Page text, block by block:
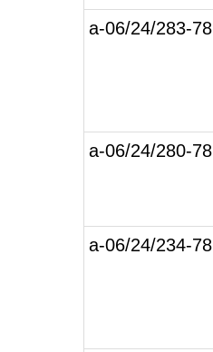
а-06/24/283-78
а-06/24/280-78
а-06/24/234-78